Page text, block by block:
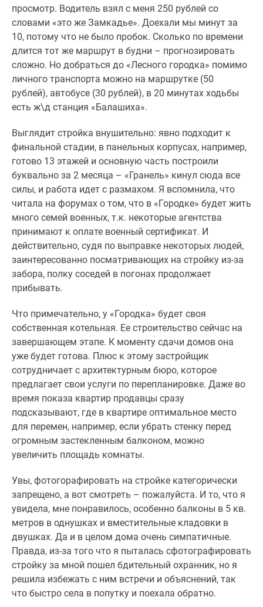
просмотр. Водитель взял с меня 250 рублей со
словами «это же Замкадье». Доехали мы минут за
10, потому что не было пробок. Сколько по времени
длится тот же маршрут в будни – прогнозировать
сложно. Но добраться до «Лесного городка» помимо
личного транспорта можно на маршрутке (50
рублей), автобусе (30 рублей), в 20 минутах ходьбы
есть ж\д станция «Балашиха».
Выглядит стройка внушительно: явно подходит к
финальной стадии, в панельных корпусах, например,
готово 13 этажей и основную часть построили
буквально за 2 месяца – «Гранель» кинул сюда все
силы, и работа идет с размахом. Я вспомнила, что
читала на форумах о том, что в «Городке» будет жить
много семей военных, т.к. некоторые агентства
принимают к оплате военный сертификат. И
действительно, судя по выправке некоторых людей,
заинтересованно посматривающих на стройку из-за
забора, полку соседей в погонах продолжает
прибывать.
Что примечательно, у «Городка» будет своя
собственная котельная. Ее строительство сейчас на
завершающем этапе. К моменту сдачи домов она
уже будет готова. Плюс к этому застройщик
сотрудничает с архитектурным бюро, которое
предлагает свои услуги по перепланировке. Даже во
время показа квартир продавцы сразу
подсказывают, где в квартире оптимальное место
для перемен, например, если убрать стенку перед
огромным застекленным балконом, можно
увеличить площадь комнаты.
Увы, фотогорафировать на стройке категорически
запрещено, а вот смотреть – пожалуйста. И то, что я
увидела, мне понравилось, особенно балконы в 5 кв.
метров в однушках и вместительные кладовки в
двушках. Да и в целом дома очень симпатичные.
Правда, из-за того что я пыталась сфотографировать
стройку за мной пошел бдительный охранник, но я
решила избежать с ним встречи и объяснений, так
что быстро села в попутку и поехала обратно.